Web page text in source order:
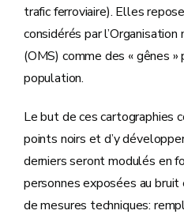
trafic ferroviaire). Elles
considérés par
(OMS) comme des « gênes
population.
Le but de ces cartographies
points noirs et d’y
derniers seront modulés en
personnes exposées au
de mesures techniques: